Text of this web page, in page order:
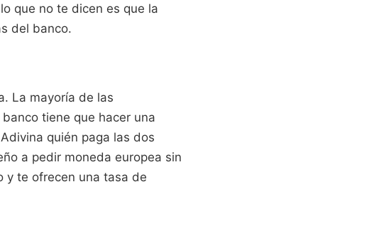
que no te dicen es que la
del banco.
La mayoría de las
tiene que hacer una
quién paga las dos
a pedir moneda europea sin
y te ofrecen una tasa de